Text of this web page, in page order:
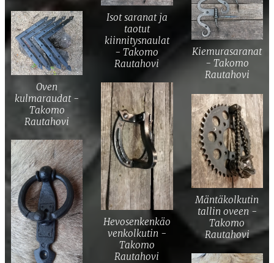
Isot saranat ja
taotut
kiinnitysnaulat
- Takomo
Rautahovi
Kiemurasaranat
- Takomo
Rautahovi
Oven
kulmaraudat -
Takomo
Rautahovi
Hevosenkenkäo
venkolkutin -
Takomo
Rautahovi
Mäntäkolkutin
tallin oveen -
Takomo
Rautahovi